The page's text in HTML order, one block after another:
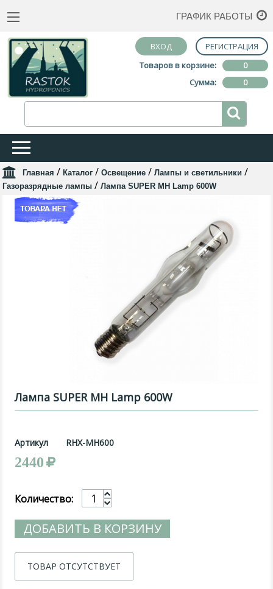
ГРАФИК РАБОТЫ
ВХОД
РЕГИСТРАЦИЯ
Товаров в корзине:
0
Сумма:
0
Главная / Каталог / Освещение / Лампы и светильники /
Газоразрядные лампы / Лампа SUPER MH Lamp 600W
Лампа SUPER MH Lamp 600W
Артикул RHX-MH600
2440
Количество:
ДОБАВИТЬ В КОРЗИНУ
ТОВАР ОТСУТСТВУЕТ